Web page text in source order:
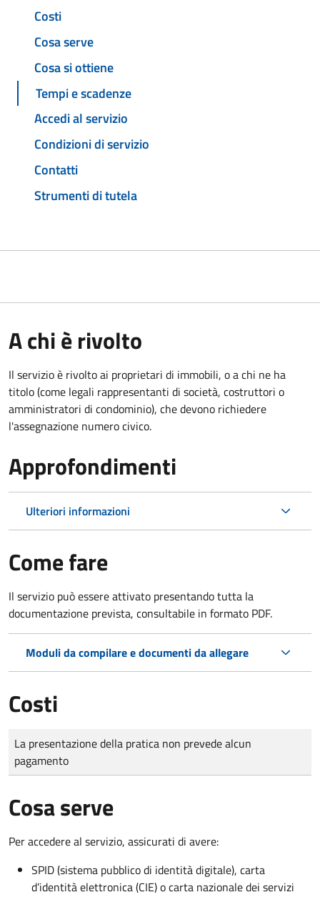
Costi
Cosa serve
Cosa si ottiene
Tempi e scadenze
Accedi al servizio
Condizioni di servizio
Contatti
Strumenti di tutela
A chi è rivolto
Il servizio è rivolto ai proprietari di immobili, o a chi ne ha
titolo (come legali rappresentanti di società, costruttori o
amministratori di condominio), che devono richiedere
l'assegnazione numero civico.
Approfondimenti
Ulteriori informazioni
Come fare
Il servizio può essere attivato presentando tutta la
documentazione prevista, consultabile in formato PDF.
Moduli da compilare e documenti da allegare
Costi
Tipo di pagamento
Importo
La presentazione della pratica non prevede alcun
pagamento
Cosa serve
Per accedere al servizio, assicurati di avere:
SPID (sistema pubblico di identità digitale), carta
d’identità elettronica (CIE) o carta nazionale dei servizi